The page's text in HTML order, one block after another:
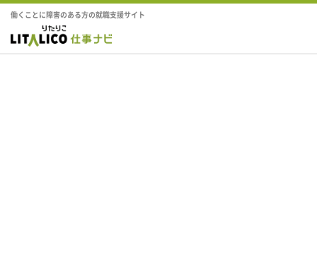
働くことに障害のある方の就職支援サイト